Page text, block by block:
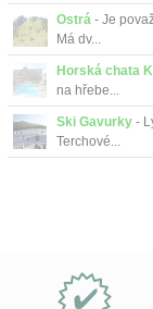
Ostrá - Je
Má dv...
Horská chata
na hřebe...
Ski Gavurky -
Terchové...